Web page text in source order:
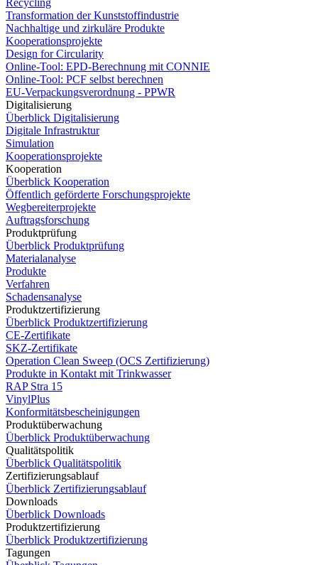
Recycling
Transformation der Kunststoffindustrie
Nachhaltige und zirkuläre Produkte
Kooperationsprojekte
Design for Circularity
Online-Tool: EPD-Berechnung mit CONNIE
Online-Tool: PCF selbst berechnen
EU-Verpackungsverordnung - PPWR
Digitalisierung
Überblick Digitalisierung
Digitale Infrastruktur
Simulation
Kooperationsprojekte
Kooperation
Überblick Kooperation
Öffentlich geförderte Forschungsprojekte
Wegbereiterprojekte
Auftragsforschung
Produktprüfung
Überblick Produktprüfung
Materialanalyse
Produkte
Verfahren
Schadensanalyse
Produktzertifizierung
Überblick Produktzertifizierung
CE-Zertifikate
SKZ-Zertifikate
Operation Clean Sweep (OCS Zertifizierung)
Produkte in Kontakt mit Trinkwasser
RAP Stra 15
VinylPlus
Konformitätsbescheinigungen
Produktüberwachung
Überblick Produktüberwachung
Qualitätspolitik
Überblick Qualitätspolitik
Zertifizierungsablauf
Überblick Zertifizierungsablauf
Downloads
Überblick Downloads
Produktzertifizierung
Überblick Produktzertifizierung
Tagungen